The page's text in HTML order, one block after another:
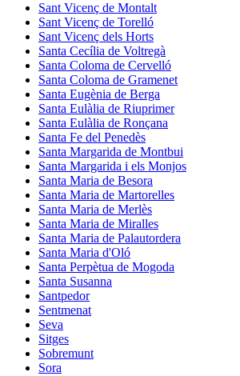
Sant Vicenç de Montalt
Sant Vicenç de Torelló
Sant Vicenç dels Horts
Santa Cecília de Voltregà
Santa Coloma de Cervelló
Santa Coloma de Gramenet
Santa Eugènia de Berga
Santa Eulàlia de Riuprimer
Santa Eulàlia de Ronçana
Santa Fe del Penedès
Santa Margarida de Montbui
Santa Margarida i els Monjos
Santa Maria de Besora
Santa Maria de Martorelles
Santa Maria de Merlès
Santa Maria de Miralles
Santa Maria de Palautordera
Santa Maria d'Oló
Santa Perpètua de Mogoda
Santa Susanna
Santpedor
Sentmenat
Seva
Sitges
Sobremunt
Sora